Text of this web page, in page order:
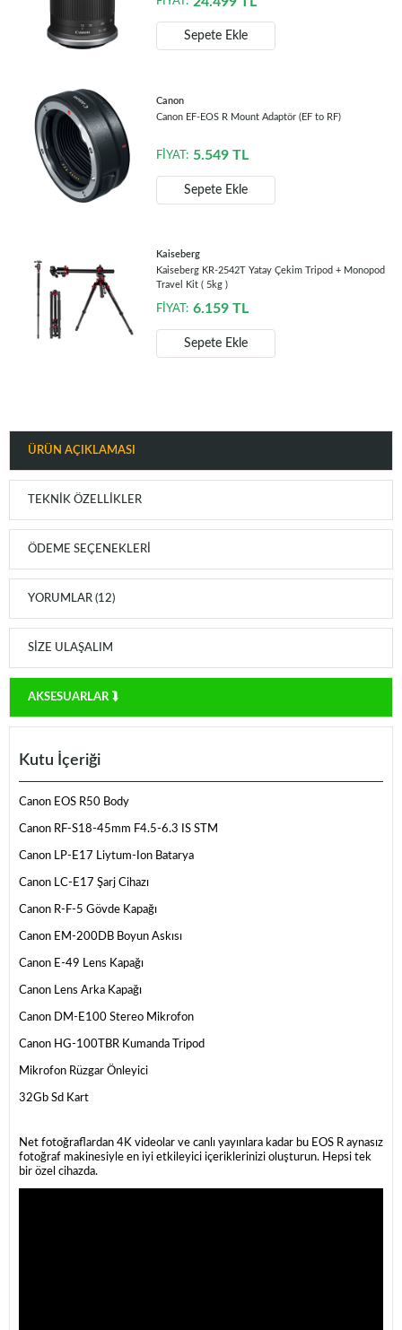
Sepete Ekle
Canon
Canon EF-EOS R Mount Adaptör (EF to RF)
FİYAT: 5.549 TL
Sepete Ekle
Kaiseberg
Kaiseberg KR-2542T Yatay Çekim Tripod + Monopod
Travel Kit ( 5kg )
FİYAT: 6.159 TL
Sepete Ekle
ÜRÜN AÇIKLAMASI
TEKNIK ÖZELLIKLER
ÖDEME SEÇENEKLERI
YORUMLAR (12)
SIZE ULAŞALIM
AKSESUARLAR ⮯
Net fotoğraflardan 4K videolar ve canlı yayınlara kadar bu EOS R aynasız
fotoğraf makinesiyle en iyi etkileyici içeriklerinizi oluşturun. Hepsi tek
bir özel cihazda.
Kutu İçeriği
Canon EOS R50 Body
Canon RF-S18-45mm F4.5-6.3 IS STM
Canon LP-E17 Liytum-Ion Batarya
Canon LC-E17 Şarj Cihazı
Canon R-F-5 Gövde Kapağı
Canon EM-200DB Boyun Askısı
Canon E-49 Lens Kapağı
Canon Lens Arka Kapağı
Canon DM-E100 Stereo Mikrofon
Canon HG-100TBR Kumanda Tripod
Mikrofon Rüzgar Önleyici
32Gb Sd Kart